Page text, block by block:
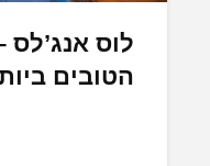
לוס אנג’לס
הטובים